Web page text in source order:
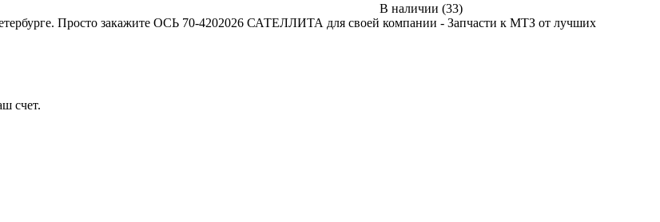
В наличии (33)
Просто закажите ОСЬ 70-4202026 САТЕЛЛИТА для своей компании - Запчасти к МТЗ от лучших
счет.